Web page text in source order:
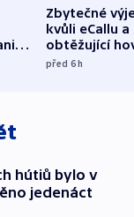
Zbytečné
kvůli eCallu a
obtěžující
zdržují
před 6h
hútiů bylo v
jedenáct